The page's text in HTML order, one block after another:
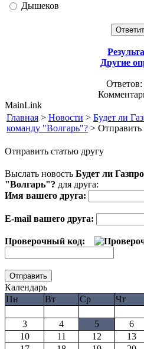
Дышеков
Другие
Ответов:
MainLink
Главная > Новости > Будет ли
команду "Волгарь"? > Отправить
Отправить статью другу
Выслать новость Будет ли
"Волгарь"? для друга:
Имя вашего друга:
E-mail вашего друга:
Проверочный код:
Календарь
Пн
Вт Ср Чт
3
4 5 6
10
11 12 13